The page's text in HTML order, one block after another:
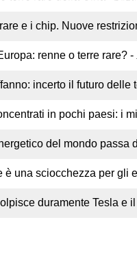
e i chip. Nuove
renne o terre rare? -
incerto il futuro delle
in pochi paesi: i
del mondo passa
è una sciocchezza per gli
duramente Tesla e